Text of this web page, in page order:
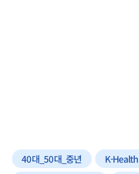
40대_50대_중년 K-Health